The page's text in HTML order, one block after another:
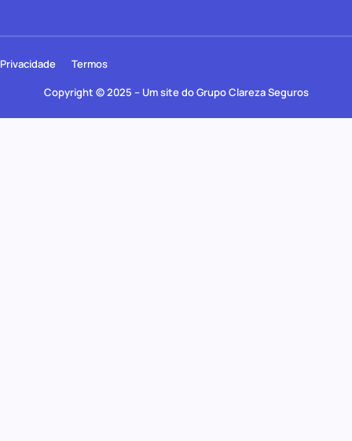
Copyright © 2025 – Um site do Grupo Clareza Seguros
Privacidade Termos